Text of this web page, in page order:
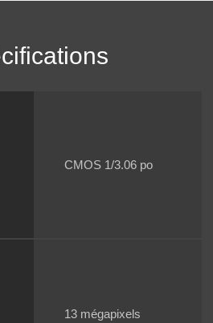
CMOS 1/3.06 po
13 mégapixels